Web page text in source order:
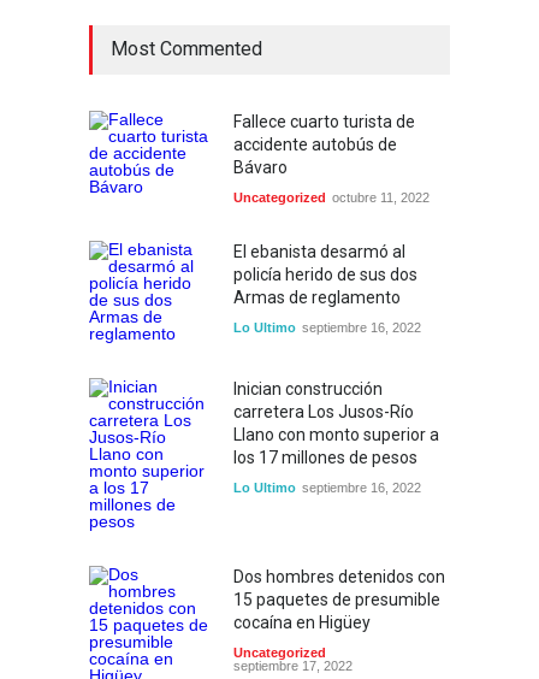
Most Commented
Fallece cuarto turista de
accidente autobús de
Bávaro
Uncategorized octubre 11, 2022
El ebanista desarmó al
policía herido de sus dos
Armas de reglamento
Lo Ultimo septiembre 16, 2022
Inician construcción
carretera Los Jusos-Río
Llano con monto superior a
los 17 millones de pesos
Lo Ultimo septiembre 16, 2022
Dos hombres detenidos con
15 paquetes de presumible
cocaína en Higüey
Uncategorized
septiembre 17, 2022